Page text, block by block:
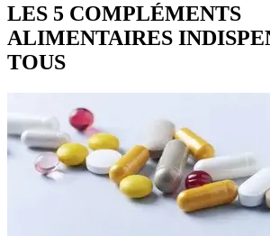
LES 5 COMPLÉMENTS
ALIMENTAIRES
TOUS